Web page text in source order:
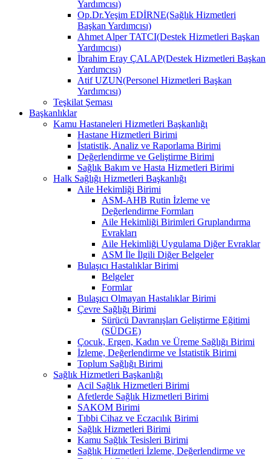
Yardımcısı)
Op.Dr.Yeşim EDİRNE(Sağlık Hizmetleri
Başkan Yardımcısı)
Ahmet Alper TATCI(Destek Hizmetleri Başkan
Yardımcısı)
İbrahim Eray ÇALAP(Destek Hizmetleri Başkan
Yardımcısı)
Atif UZUN(Personel Hizmetleri Başkan
Yardımcısı)
Teşkilat Şeması
Başkanlıklar
Kamu Hastaneleri Hizmetleri Başkanlığı
Hastane Hizmetleri Birimi
İstatistik, Analiz ve Raporlama Birimi
Değerlendirme ve Geliştirme Birimi
Sağlık Bakım ve Hasta Hizmetleri Birimi
Halk Sağlığı Hizmetleri Başkanlığı
Aile Hekimliği Birimi
ASM-AHB Rutin İzleme ve
Değerlendirme Formları
Aile Hekimliği Birimleri Gruplandırma
Evrakları
Aile Hekimliği Uygulama Diğer Evraklar
ASM İle İlgili Diğer Belgeler
Bulaşıcı Hastalıklar Birimi
Belgeler
Formlar
Bulaşıcı Olmayan Hastalıklar Birimi
Çevre Sağlığı Birimi
Sürücü Davranışları Geliştirme Eğitimi
(SÜDGE)
Çocuk, Ergen, Kadın ve Üreme Sağlığı Birimi
İzleme, Değerlendirme ve İstatistik Birimi
Toplum Sağlığı Birimi
Sağlık Hizmetleri Başkanlığı
Acil Sağlık Hizmetleri Birimi
Afetlerde Sağlık Hizmetleri Birimi
SAKOM Birimi
Tıbbi Cihaz ve Eczacılık Birimi
Sağlık Hizmetleri Birimi
Kamu Sağlık Tesisleri Birimi
Sağlık Hizmetleri İzleme, Değerlendirme ve